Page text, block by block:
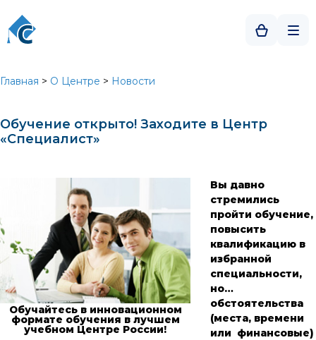
Главная > О Центре > Новости
Обучение открыто! Заходите в Центр
«Специалист»
Обучайтесь в инновационном
формате обучения в лучшем
учебном Центре России!
Вы давно
стремились
пройти обучение,
повысить
квалификацию в
избранной
специальности,
но…
обстоятельства
(места, времени
или финансовые)